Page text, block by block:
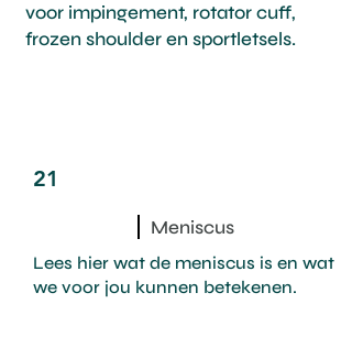
voor impingement, rotator cuff,
frozen shoulder en sportletsels.
21
Meniscus
Lees hier wat de meniscus is en wat
we voor jou kunnen betekenen.